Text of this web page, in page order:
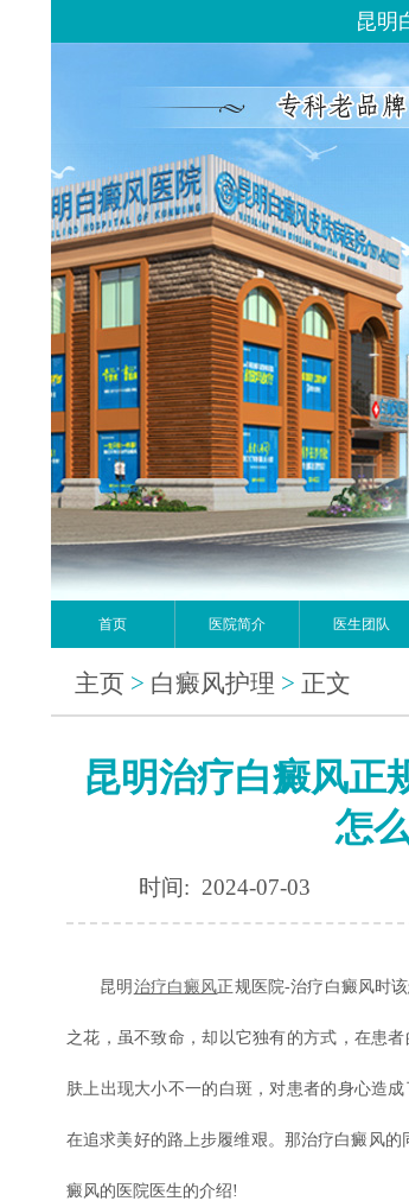
昆明
首页 医院简介 医生团队
主页 > 白癜风护理 > 正文
昆明治疗白癜风正
怎
时间: 2024-07-03
昆明 治疗白癜风正规医院-治疗白癜风时
之花，虽不致命，却以它独有的方式，在患
肤上出现大小不一的白斑，对患者的身心造
在追求美好的路上步履维艰。那治疗白癜风
癜风的医院医生的介绍!